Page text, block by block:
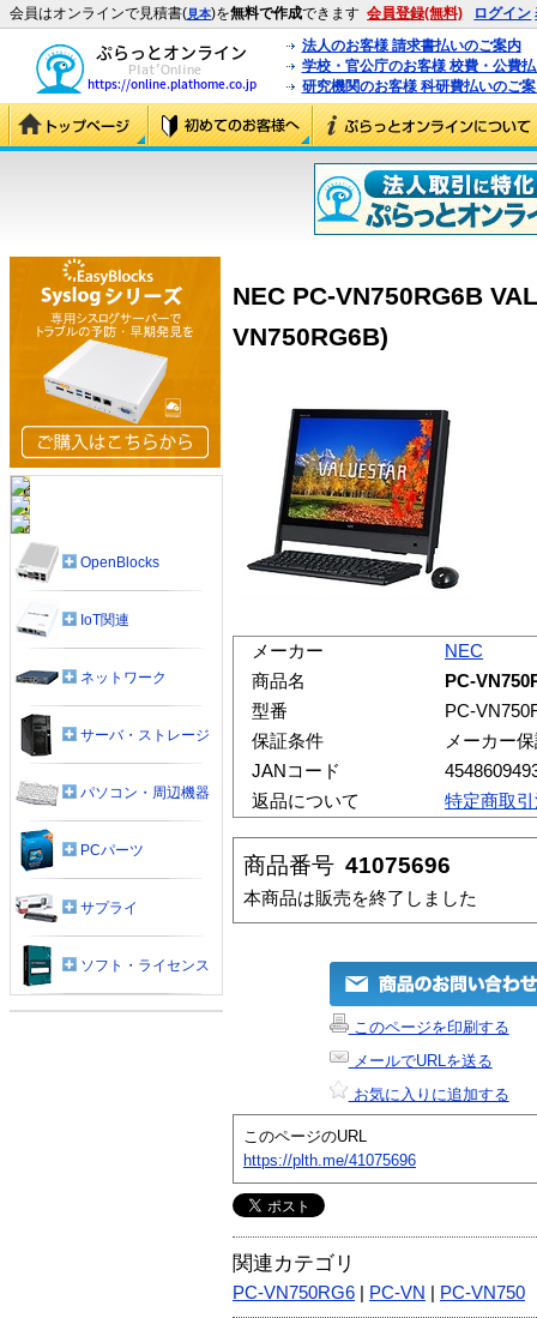
会員はオンラインで見積書(見本)を無料で作成できます 会員登録(無料) ログイン
法人のお客様 請求書払いのご案内
学校・官公庁のお客様 校費・公費
研究機関のお客様 科研費払いのご
NEC PC-VN750RG6B
VN750RG6B)
メーカー
NEC
商品名
PC-
型番
PC-
保証条件
メーカー
JANコード
返品について
特定商取
商品番号 41075696
本商品は販売を終了しました
このページを印刷する
メールでURLを送る
お気に入りに追加する
このページのURL
https://plth.me/41075696
関連カテゴリ
PC-VN750RG6 PC-VN PC-VN750
OpenBlocks
IoT関連
ネットワーク
サーバ・ストレージ
パソコン・周辺機器
PCパーツ
サプライ
ソフト・ライセンス